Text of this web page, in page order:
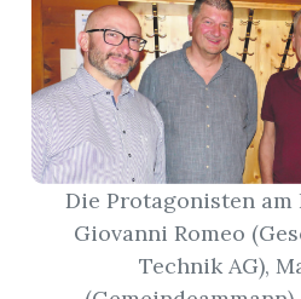
E-
Paper
Newsletter
App
Die Protagonisten am
Giovanni Romeo
Technik AG),